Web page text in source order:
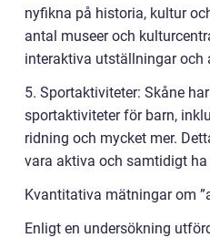
nyfikna på historia, kultur
antal museer och
interaktiva utställningar och
5. Sportaktiviteter: Skåne
sportaktiviteter för barn,
ridning och mycket mer.
vara aktiva och samtidigt ha
Kvantitativa mätningar om
Enligt en undersökning